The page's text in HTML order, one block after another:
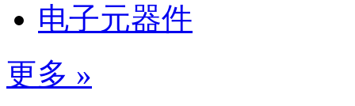
电子元器件
更多 »